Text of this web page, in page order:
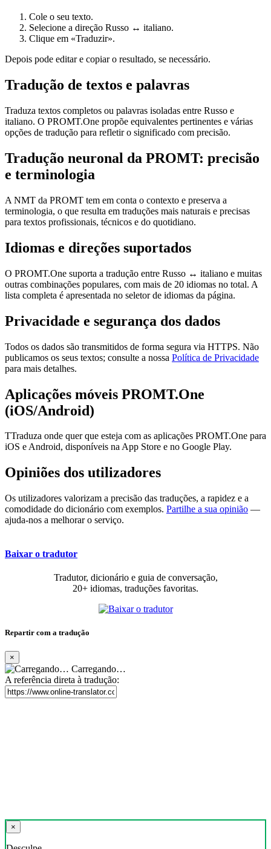
Cole o seu texto.
Selecione a direção Russo ↔ italiano.
Clique em «Traduzir».
Depois pode editar e copiar o resultado, se necessário.
Tradução de textos e palavras
Traduza textos completos ou palavras isoladas entre Russo e
italiano. O PROMT.One propõe equivalentes pertinentes e várias
opções de tradução para refletir o significado com precisão.
Tradução neuronal da PROMT: precisão
e terminologia
A NMT da PROMT tem em conta o contexto e preserva a
terminologia, o que resulta em traduções mais naturais e precisas
para textos profissionais, técnicos e do quotidiano.
Idiomas e direções suportados
O PROMT.One suporta a tradução entre Russo ↔ italiano e muitas
outras combinações populares, com mais de 20 idiomas no total. A
lista completa é apresentada no seletor de idiomas da página.
Privacidade e segurança dos dados
Todos os dados são transmitidos de forma segura via HTTPS. Não
publicamos os seus textos; consulte a nossa Política de Privacidade
para mais detalhes.
Aplicações móveis PROMT.One
(iOS/Android)
TTraduza onde quer que esteja com as aplicações PROMT.One para
iOS e Android, disponíveis na App Store e no Google Play.
Opiniões dos utilizadores
Os utilizadores valorizam a precisão das traduções, a rapidez e a
comodidade do dicionário com exemplos. Partilhe a sua opinião —
ajuda-nos a melhorar o serviço.
Baixar o tradutor
Tradutor, dicionário e guia de conversação,
20+ idiomas, traduções favoritas.
Repartir com a tradução
×
Carregando…
A referência direta à tradução:
×